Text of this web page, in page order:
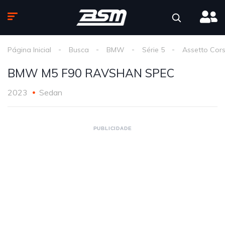
Página Inicial Busca BMW Série 5 Assetto
BMW M5 F90 RAVSHAN SPEC
2023 Sedan
PUBLICIDADE